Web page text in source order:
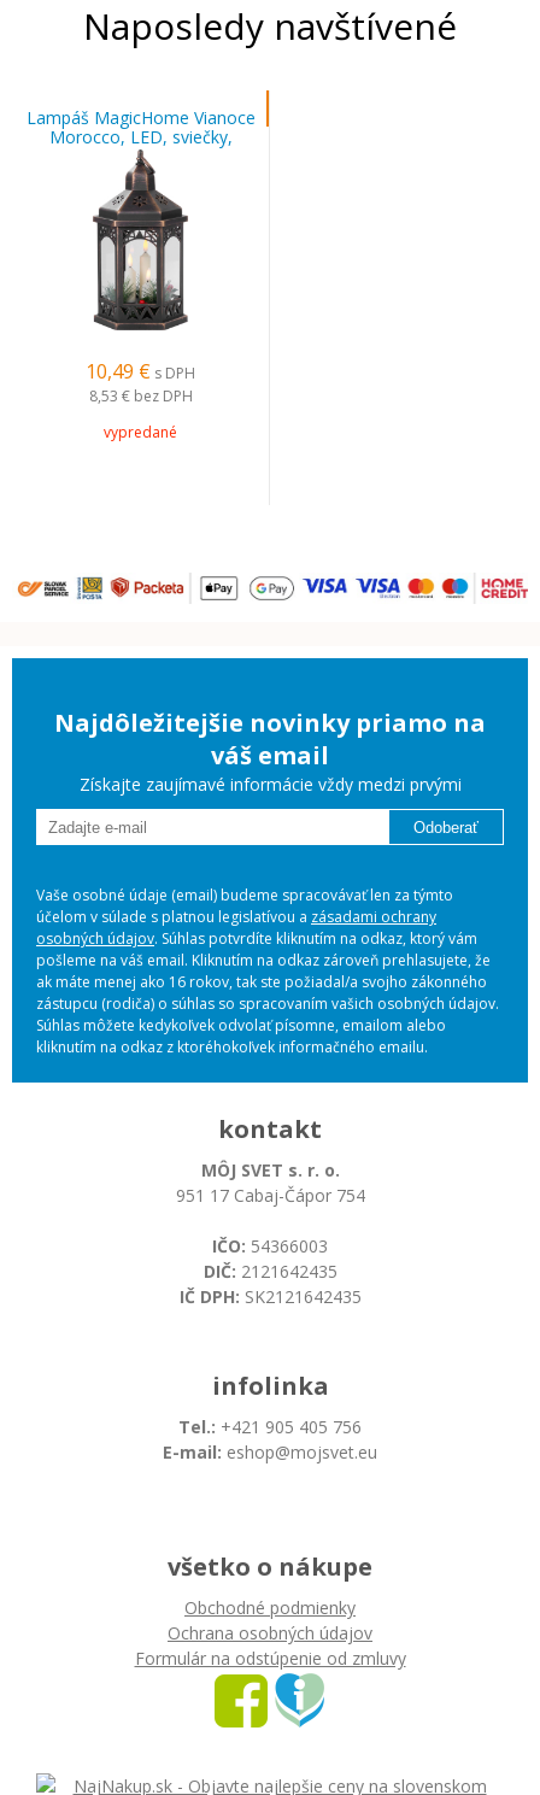
Naposledy navštívené
Lampáš MagicHome Vianoce
Morocco, LED, sviečky,
čierny, 3xAAA, plast, časovač,
18x15x32 cm
10,49 € s DPH
8,53 € bez DPH
vypredané
Najdôležitejšie novinky priamo na
váš email
Získajte zaujímavé informácie vždy medzi prvými
Odoberať
Vaše osobné údaje (email) budeme spracovávať len za týmto
účelom v súlade s platnou legislatívou a zásadami ochrany
osobných údajov. Súhlas potvrdíte kliknutím na odkaz, ktorý vám
pošleme na váš email. Kliknutím na odkaz zároveň prehlasujete, že
ak máte menej ako 16 rokov, tak ste požiadal/a svojho zákonného
zástupcu (rodiča) o súhlas so spracovaním vašich osobných údajov.
Súhlas môžete kedykoľvek odvolať písomne, emailom alebo
kliknutím na odkaz z ktoréhokoľvek informačného emailu.
kontakt
MÔJ SVET s. r. o.
951 17 Cabaj-Čápor 754
IČO: 54366003
DIČ: 2121642435
IČ DPH: SK2121642435
infolinka
Tel.: +421 905 405 756
E-mail: eshop@mojsvet.eu
všetko o nákupe
Obchodné podmienky
Ochrana osobných údajov
Formulár na odstúpenie od zmluvy